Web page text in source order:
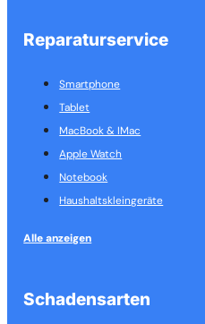
Reparaturservice
Smartphone
Tablet
MacBook & IMac
Apple Watch
Notebook
Haushalts­kleingeräte
Alle anzeigen
Schadensarten